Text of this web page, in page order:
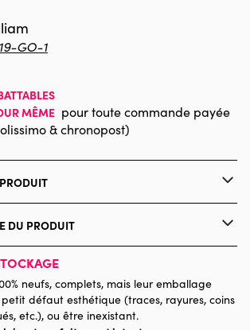
GO-1
MÊME pour toute commande payée
& chronopost)
DU PRODUIT
Puzzles - Animaux sauvages
neufs, complets, mais leur emballage
défaut esthétique (traces, rayures, coins
etc.), ou être inexistant.